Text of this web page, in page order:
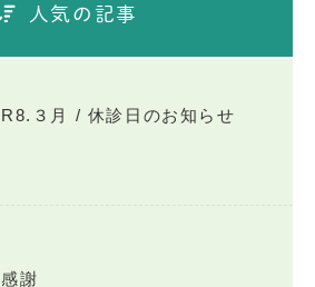
人気の記事
R8.３月 / 休診日のお知らせ
感謝